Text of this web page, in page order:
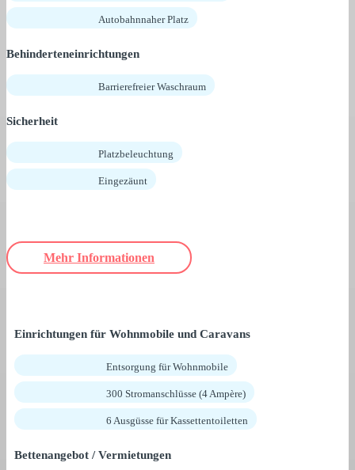
Autobahnnaher Platz
Behinderteneinrichtungen
Barrierefreier Waschraum
Sicherheit
Platzbeleuchtung
Eingezäunt
Mehr Informationen
Einrichtungen für Wohnmobile und Caravans
Entsorgung für Wohnmobile
300 Stromanschlüsse (4 Ampère)
6 Ausgüsse für Kassettentoiletten
Bettenangebot / Vermietungen